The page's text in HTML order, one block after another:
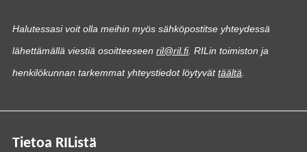
Halutessasi voit olla meihin myös sähköpostitse yhteydessä
lähettämällä viestiä osoitteeseen ril@ril.fi. RILin toimiston ja
henkilökunnan tarkemmat yhteystiedot löytyvättäältä
Tietoa RIListä